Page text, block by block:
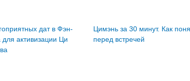
дат в Фэн-
активизации Ци
Цимэнь за 30 минут. Как
перед встречей